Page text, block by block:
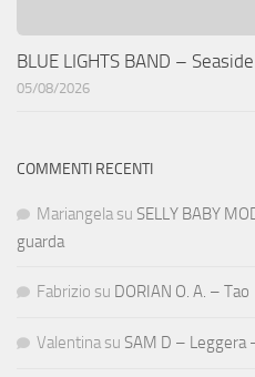
BLUE LIGHTS BAND – Seaside
05/08/2026
COMMENTI RECENTI
Mariangela su SELLY BABY
guarda
Fabrizio su DORIAN O. A. – Tao
Valentina su SAM D – Leggera